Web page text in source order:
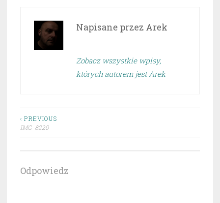
Napisane przez Arek
Zobacz wszystkie wpisy,
których autorem jest Arek
Nawigacja
‹ PREVIOUS
IMG_8220
Odpowiedz